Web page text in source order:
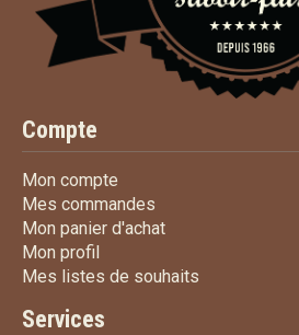
Compte
Mon compte
Mes commandes
Mon panier d'achatMon panier d'achat
Mon profil
Mes listes de souhaits
Services